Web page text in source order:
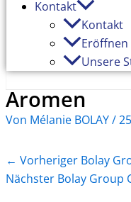
Kontakt
Kontakt
Eröffnen
Unsere
Aromen
Von Mélanie BOLAY/
← Vorheriger Bolay
Nächster Bolay Group